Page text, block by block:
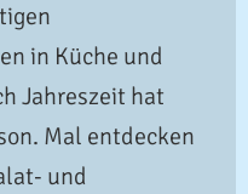
in Küche und
Jahreszeit hat
Mal entdecken
und